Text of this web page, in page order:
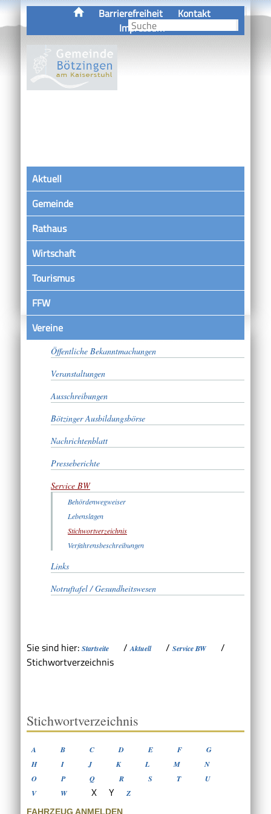
Barrierefreiheit
Kontakt
Impressum
Aktuell
Gemeinde
Rathaus
Wirtschaft
Tourismus
FFW
VereineSatzungen
Öffentliche Bekanntmachungen
Veranstaltungen
Ausschreibungen
Bötzinger Ausbildungsbörse
Nachrichtenblatt
Presseberichte
Service BW
Behördenwegweiser
Lebenslagen
Stichwortverzeichnis
Verfahrensbeschreibungen
Links
Notruftafel / Gesundheitswesen
Sie sind hier: Startseite /Aktuell / Service BW
/
Stichwortverzeichnis
Stichwortverzeichnis
A B C D E F
G
H
I J K L M
N
O
P Q R S T
U
V
W X Y Z
FAHRZEUG ANMELDEN